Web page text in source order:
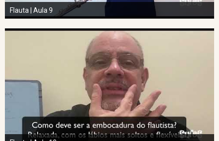
Flauta | Aula 9